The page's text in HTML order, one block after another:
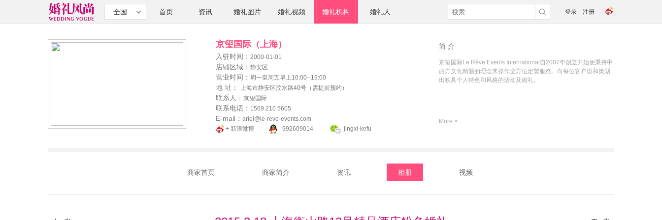
首页 资讯 婚礼图片 婚礼视频 婚礼机构 婚礼人 登录 注册
全国
京玺国际（上海）
入驻时间： 2000-01-01
店铺区域： 静安区
营业时间： 周一至周五早上10:00--19:00
地 址： 上海市静安区汶水路40号（需提前预约）
联系人： 京玺国际
联系电话： 1569 210 5605
E-mail： ariel@le-reve-events.com
+ 新浪微博
992609014 jingxi-kefu
简 介
京玺国际Le Rêve Events International自2007年创立开始便秉持中
西方文化精髓的理念来操作全方位定製服務。向每位客户设和策划
出独具个人特色和风格的活动及婚礼。
More >
商家首页 商家简介 资讯 相册 视频